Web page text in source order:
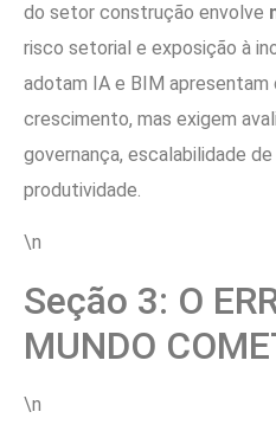
do setor construção envolve
risco setorial e exposição à
adotam IA e BIM apresentam
crescimento, mas exigem
governança, escalabilidade
produtividade.
\n
Seção 3: O
MUNDO
\n